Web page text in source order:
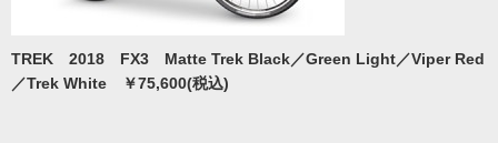
TREK 2018 FX3 Matte Trek Black／Green Light／Viper Red
／Trek White ￥75,600(税込)